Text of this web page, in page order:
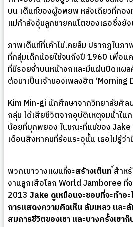
บน เต็นท์ของผู้อพยพ หลังเดียวที่กอ
แม่กำลังอุ้มลูกชายคนโตของเธอซึ่งยัง
ภาพเต็นท์ที่เค้าไม่เคยลืม ปรากฏในภ
ที่กลุ่มเด็กน้อยใช้จนถึงปี 1960 เพื่อน
ที่มีรอยจ้ำบนหน้าอกและมีแผ่นปิดแผ
ต่อมาเป็นเจ้าของเพลงฮิต ‘Morning
Kim Min-gi นักศึกษาจากวิทยาลัยศิล
กลุ่ม ได้เสียชีวิตจากอุบัติเหตุจมน้ำใน
น้อยที่บุกพยอง ในขณะที่แม่ของ Jake
เดือนสิงหาคมที่ร้อนระอุนั้น เธอไม่รู้ว่
พวกเขาวางแผนที่จะสร้างเต็นทสำห
งานลูกเสือโลก World Jamboree ที่
2013 Jake ดูเหมือนจะชอบที่จะทำอ
การแสดงความคิดเห็น ล้มเหลว และ
สมการชีวิตของเขา และบางครั้งเขา